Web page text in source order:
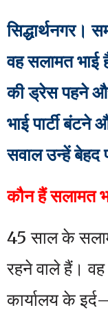
सिद्धार्थनगर।
वह सलामत भाई
की ड्रेस पहने
भाई पार्टी
सवाल उन्हें बेहद
कौन हैं सलामत
45 साल के
रहने वाले हैं।
कार्यालय के